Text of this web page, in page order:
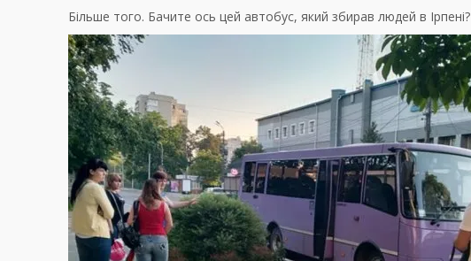
Більше того. Бачите ось цей автобус, який збирав людей в Ірпені?